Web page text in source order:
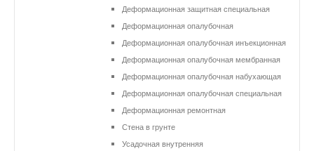
Деформационная защитная специальная
Деформационная опалубочная
Деформационная опалубочная инъекционная
Деформационная опалубочная мембранная
Деформационная опалубочная набухающая
Деформационная опалубочная специальная
Деформационная ремонтная
Стена в грунте
Усадочная внутренняя